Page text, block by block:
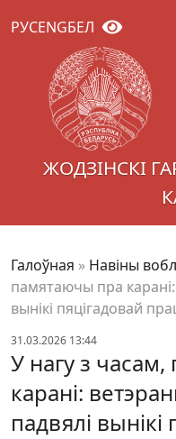
РУСENGБЕЛ
ЖОДЗІНСКІ
Галоўная » Навіны
памятаючы пра
вынікі пяцігадовай
31.03.2026 13:44
У нагу з
карані:
падвялі